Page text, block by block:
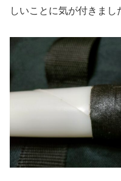
しいことに気が付きまし